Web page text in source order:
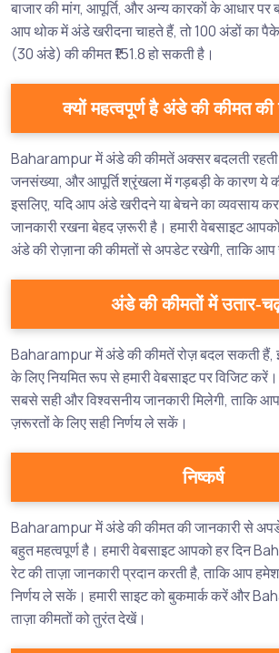
बाजार की मांग, आपूर्ति, और अन्य कारकों के आधार
आप थोक में अंडे खरीदना चाहते हैं, तो 100 अंडों का
(30 अंडे) की कीमत ₹151.8 हो सकती है।
क्यों महत्वपूर्ण है अंडे की कीमत की
Baharampur में अंडे की कीमतें अक्सर बदलती रहती
जनसंख्या, और आपूर्ति श्रृंखला में गड़बड़ी के कारण ये
इसलिए, यदि आप अंडे खरीदने या बेचने का व्यवसाय
जानकारी रखना बेहद ज़रूरी है। हमारी वेबसाइट
अंडे की रोज़ाना की कीमतों से अपडेट रखेगी, ताकि
अंडे की कीमतों में उतार-
Baharampur में अंडे की कीमतें रोज़ बदल सकती हैं,
के लिए नियमित रूप से हमारी वेबसाइट पर विजिट
सबसे सही और विश्वसनीय जानकारी मिलेगी, ताकि
ज़रूरतों के लिए सही निर्णय ले सकें।
निष्कर्ष
Baharampur में अंडे की कीमत की जानकारी से
बहुत महत्वपूर्ण है। हमारी वेबसाइट आपको हर दिन
रेट की ताज़ा जानकारी प्रदान करती है, ताकि आप
निर्णय ले सकें। हमारी साइट को बुकमार्क करें और
ताज़ा कीमतों को तुरंत देखें।